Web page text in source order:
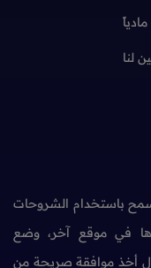
لنا
باستخدام الشروحات
في موقع آخر، وضع
أخذ موافقة صريحة من